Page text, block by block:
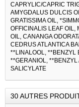
CAPRYLIC/CAPRIC
AMYGDALUS DULCIS
GRATISSIMA OIL,
OFFICINALIS LEAF OIL,
OIL, CANANGA
CEDRUS ATLANTICA
**LINALOOL, **BENZYL
**GERANIOL,
SALICYLATE
30 AUTRES